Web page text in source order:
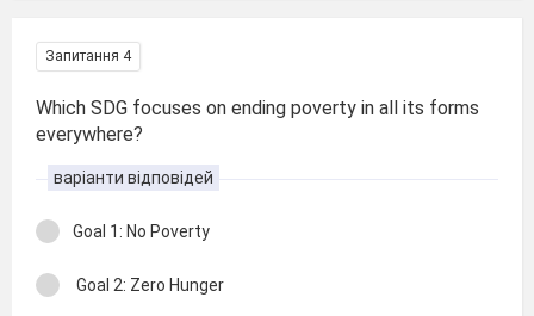
Запитання 4
Which SDG focuses on ending poverty in all its forms
everywhere?
варіанти відповідей
Goal 1: No Poverty
Goal 2: Zero Hunger